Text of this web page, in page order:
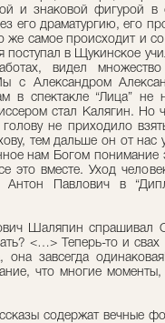
и знаковой фигурой
его драматургию, его
же самое происходит и
поступал в Щукинское
видел
с Александром
в спектакле “Лица” не
стал Калягин. Но
не приходило
тем дальше он от нас
нам Богом понимание
это вместе. Уход
Антон Павлович в
Шаляпин спрашивал
<…> Теперь-то и свах
она завсегда
что многие
содержат вечные